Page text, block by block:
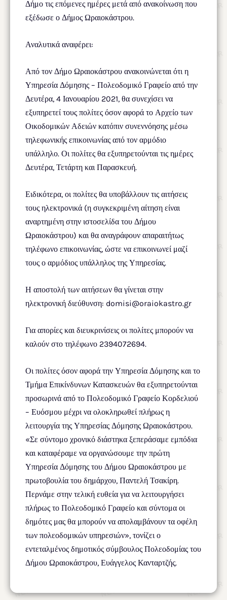
Δήμο τις επόμενες ημέρες μετά από ανακοίνωση που
εξέδωσε ο Δήμος Ωραιοκάστρου.
Αναλυτικά αναφέρει:
Από τον Δήμο Ωραιοκάστρου ανακοινώνεται ότι η
Υπηρεσία Δόμησης – Πολεοδομικό Γραφείο από την
Δευτέρα, 4 Ιανουαρίου 2021, θα συνεχίσει να
εξυπηρετεί τους πολίτες όσον αφορά το Αρχείο των
Οικοδομικών Αδειών κατόπιν συνεννόησης μέσω
τηλεφωνικής επικοινωνίας από τον αρμόδιο
υπάλληλο. Οι πολίτες θα εξυπηρετούνται τις ημέρες
Δευτέρα, Τετάρτη και Παρασκευή.
Ειδικότερα, οι πολίτες θα υποβάλλουν τις αιτήσεις
τους ηλεκτρονικά (η συγκεκριμένη αίτηση είναι
αναρτημένη στην ιστοσελίδα του Δήμου
Ωραιοκάστρου) και θα αναγράφουν απαραιτήτως
τηλέφωνο επικοινωνίας, ώστε να επικοινωνεί μαζί
τους ο αρμόδιος υπάλληλος της Υπηρεσίας.
Η αποστολή των αιτήσεων θα γίνεται στην
ηλεκτρονική διεύθυνση: domisi@oraiokastro.gr
Για απορίες και διευκρινίσεις οι πολίτες μπορούν να
καλούν στο τηλέφωνο 2394072694.
Οι πολίτες όσον αφορά την Υπηρεσία Δόμησης και το
Τμήμα Επικίνδυνων Κατασκευών θα εξυπηρετούνται
προσωρινά από το Πολεοδομικό Γραφείο Κορδελιού
– Ευόσμου μέχρι να ολοκληρωθεί πλήρως η
λειτουργία της Υπηρεσίας Δόμησης Ωραιοκάστρου.
«Σε σύντομο χρονικό διάστηκα ξεπεράσαμε εμπόδια
και καταφέραμε να οργανώσουμε την πρώτη
Υπηρεσία Δόμησης του Δήμου Ωραιοκάστρου με
πρωτοβουλία του δημάρχου, Παντελή Τσακίρη.
Περνάμε στην τελική ευθεία για να λειτουργήσει
πλήρως το Πολεοδομικό Γραφείο και σύντομα οι
δημότες μας θα μπορούν να απολαμβάνουν τα οφέλη
των πολεοδομικών υπηρεσιών», τονίζει ο
εντεταλμένος δημοτικός σύμβουλος Πολεοδομίας του
Δήμου Ωραιοκάστρου, Ευάγγελος Κανταρτζής.